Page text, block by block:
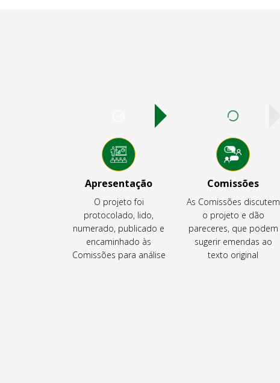
Apresentação
O projeto foi
protocolado, lido,
numerado, publicado e
encaminhado às
Comissões para análise
Comissões
As Comissões discutem
o projeto e dão
pareceres, que podem
sugerir emendas ao
texto original